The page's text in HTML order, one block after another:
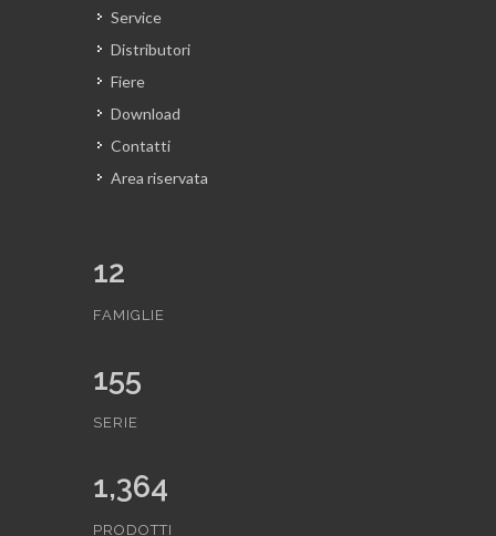
Service
Distributori
Fiere
Download
Contatti
Area riservata
12
FAMIGLIE
155
SERIE
1,364
PRODOTTI